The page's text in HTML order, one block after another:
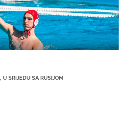
U SRIJEDU SA RUSIJOM